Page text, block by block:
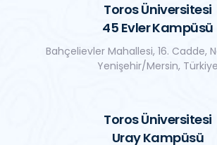
Toros Üniversitesi
45 Evler Kampüsü
Bahçelievler Mahallesi, 16. Cadde,
Yenişehir/Mersin, Türkiye
Toros Üniversitesi
Uray Kampüsü